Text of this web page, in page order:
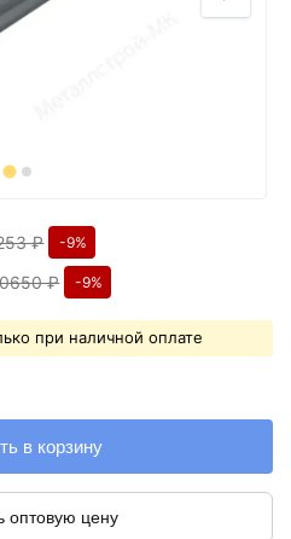
₽ -9%
₽ -9%
при наличной оплате
в корзину
оптовую цену